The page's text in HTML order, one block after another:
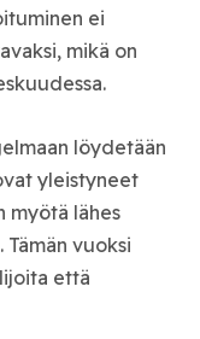
ei
mikä on
löydetään
yleistyneet
myötä lähes
Tämän vuoksi
että